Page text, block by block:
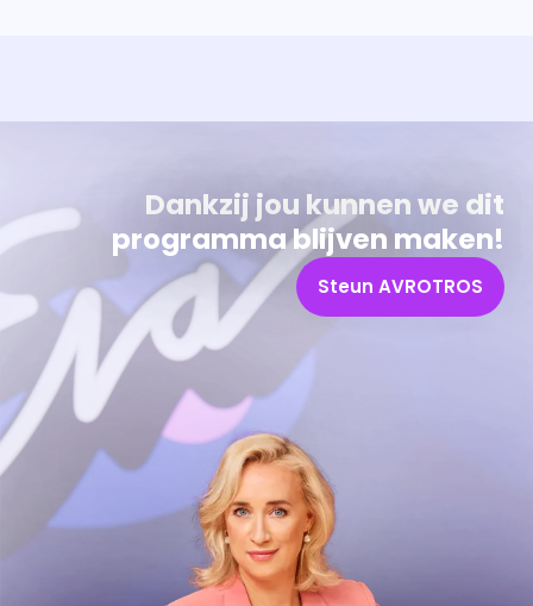
Dankzij jou kunnen we dit
programma blijven maken!
Steun AVROTROS